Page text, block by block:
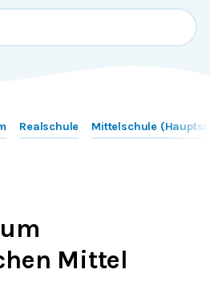
Realschule Mittelschule
Mittel